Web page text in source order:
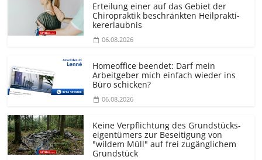
Erteilung einer auf das Gebiet der
Chiropraktik beschränkten Heilprakti­
kererlaubnis
06.08.2026
Homeoffice beendet: Darf mein
Arbeitgeber mich einfach wieder ins
Büro schicken?
06.08.2026
Keine Verpflichtung des Grundstücks­
eigentümers zur Beseitigung von
"wildem Müll" auf frei zugänglichem
Grundstück